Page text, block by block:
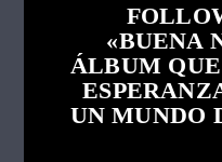
«BUENA
ÁLBUM
UN MUNDO